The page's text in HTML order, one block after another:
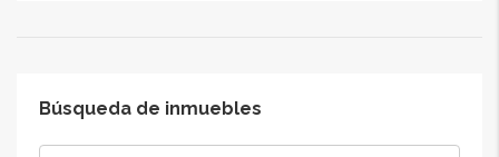
Búsqueda de inmuebles